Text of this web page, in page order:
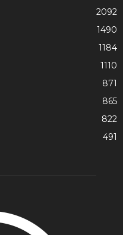
2092
1490
1184
1110
871
865
822
491